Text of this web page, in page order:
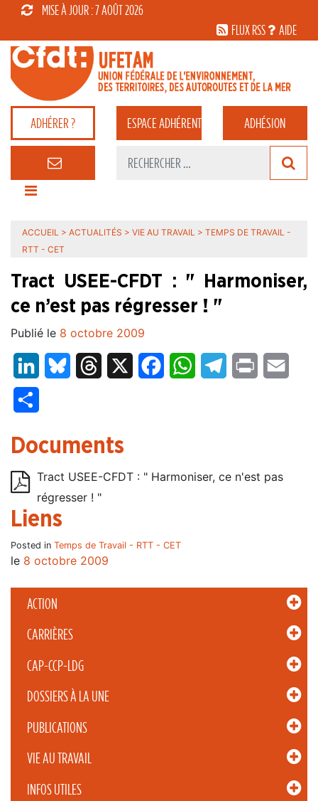
MISE À JOUR : 7 AOÛT 2026
FLUX RSS
AIDE
ADHÉRER ? ESPACEADHÉRENT ADHÉSION
ACTION
CARRIÈRES
CAP-CCP-LDG
DOSSIERS À LA UNE
PUBLICATIONS
VIE AU TRAVAIL
INFOS UTILES
ACCUEIL > ACTUALITÉS > VIE AU TRAVAIL > TEMPS DE TRAVAIL -
RTT - CET
Tract USEE-CFDT : " Harmoniser,
ce n’est pas régresser ! "
Publié le 8 octobre 2009
LinkedInBluesky Threads FacebookWhatsAppTelegram
Print
Documents
Tract USEE-CFDT : " Harmoniser, ce n'est pas
régresser ! "
Liens
Posted in Temps de Travail - RTT - CET
le 8 octobre 2009